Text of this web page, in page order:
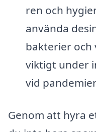
ren och
använda
bakterier och
viktigt under
vid
Genom att hyra